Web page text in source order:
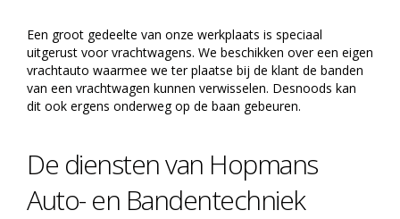
Een groot gedeelte van onze werkplaats is speciaal
uitgerust voor vrachtwagens. We beschikken over een eigen
vrachtauto waarmee we ter plaatse bij de klant de banden
van een vrachtwagen kunnen verwisselen. Desnoods kan
dit ook ergens onderweg op de baan gebeuren.
De diensten van Hopmans
Auto- en Bandentechniek